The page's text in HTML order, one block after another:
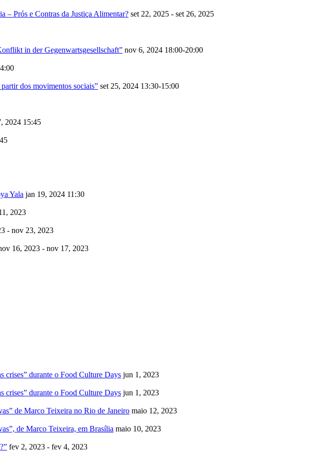
– Prós e Contras da Justiça Alimentar? set 22, 2025 - set 26, 2025
in der Gegenwartsgesellschaft” nov 6, 2024 18:00-20:00
dos movimentos sociais” set 25, 2024 13:30-15:00
2024 15:45
Yala jan 19, 2024 11:30
2023
- nov 23, 2023
16, 2023 - nov 17, 2023
crises” durante o Food Culture Days jun 1, 2023
crises” durante o Food Culture Days jun 1, 2023
de Marco Teixeira no Rio de Janeiro maio 12, 2023
de Marco Teixeira, em Brasília maio 10, 2023
fev 2, 2023 - fev 4, 2023